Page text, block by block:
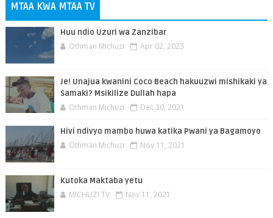
MTAA KWA MTAA TV
Huu ndio Uzuri wa Zanzibar
Othman Michuzi Apr 02, 2023
Je! Unajua kwanini Coco Beach hakuuzwi mishikaki ya
Samaki? Msikilize Dullah hapa
Othman Michuzi Dec 30, 2021
Hivi ndivyo mambo huwa katika Pwani ya Bagamoyo
Othman Michuzi Nov 11, 2021
Kutoka Maktaba yetu
MICHUZI TV Nov 11, 2021